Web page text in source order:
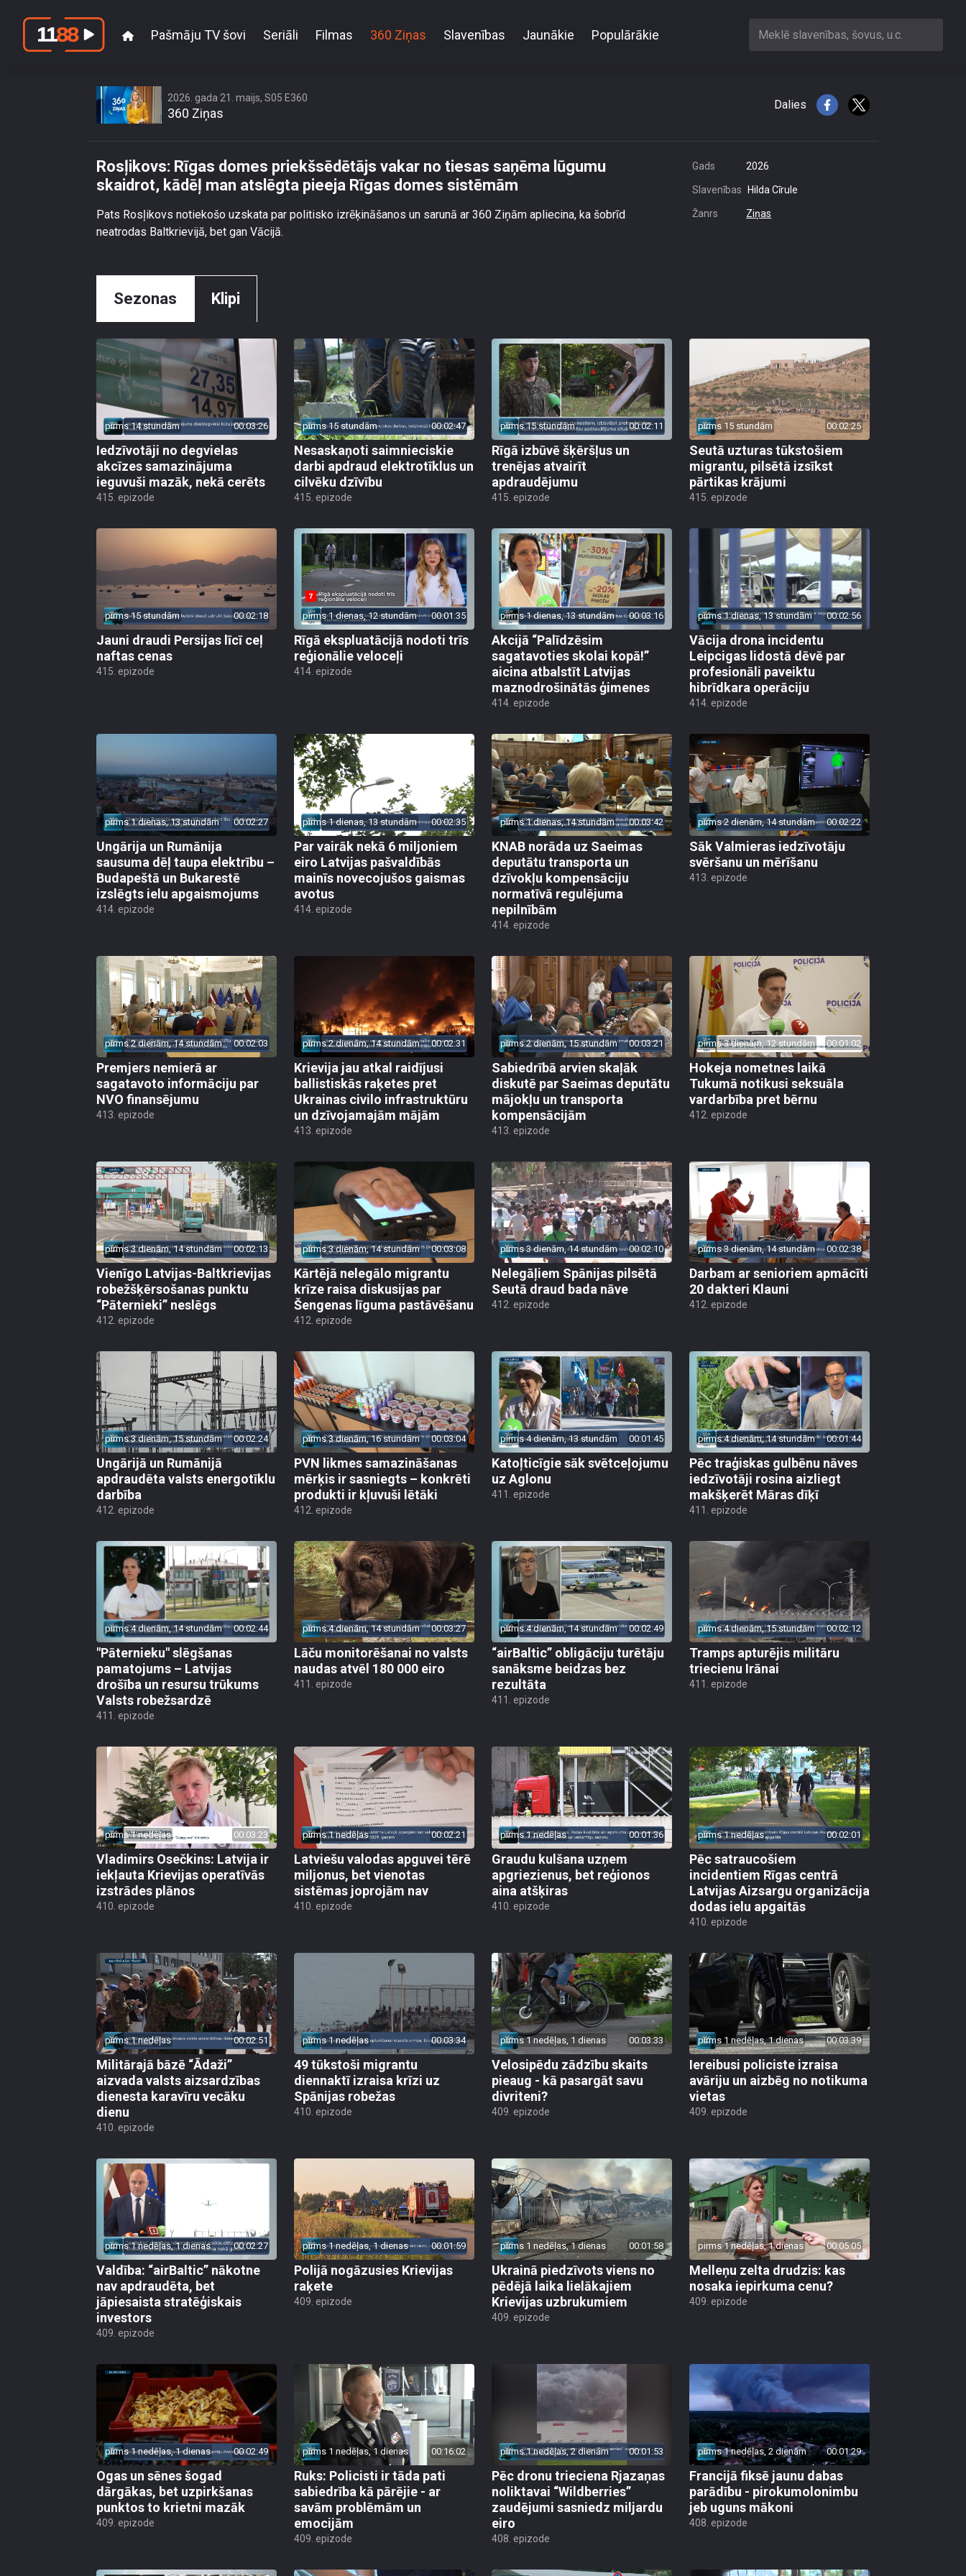
Pašmāju TV šovi Seriāli Filmas 360 Ziņas Slavenības Jaunākie Populārākie Meklē slavenības, šovus, u.c.
2026. gada 21. maijs, S05 E360
360 Ziņas
Dalies
Rosļikovs: Rīgas domes priekšsēdētājs vakar no tiesas saņēma lūgumu
skaidrot, kādēļ man atslēgta pieeja Rīgas domes sistēmām
Pats Rosļikovs notiekošo uzskata par politisko izrēķināšanos un sarunā ar 360 Ziņām apliecina, ka šobrīd
neatrodas Baltkrievijā, bet gan Vācijā.
Gads 2026
Slavenības Hilda Cīrule
Žanrs Ziņas
Sezonas Klipi
pirms 14 stundām 00:03:26
Iedzīvotāji no degvielas
akcīzes samazinājuma
ieguvuši mazāk, nekā cerēts
415. epizode
pirms 15 stundām 00:02:47
Nesaskaņoti saimnieciskie
darbi apdraud elektrotīklus un
cilvēku dzīvību
415. epizode
pirms 15 stundām 00:02:11
Rīgā izbūvē šķēršļus un
trenējas atvairīt
apdraudējumu
415. epizode
pirms 15 stundām 00:02:25
Seutā uzturas tūkstošiem
migrantu, pilsētā izsīkst
pārtikas krājumi
415. epizode
pirms 15 stundām 00:02:18
Jauni draudi Persijas līcī ceļ
naftas cenas
415. epizode
pirms 1 dienas, 12 stundām 00:01:35
Rīgā ekspluatācijā nodoti trīs
reģionālie veloceļi
414. epizode
pirms 1 dienas, 13 stundām 00:03:16
Akcijā “Palīdzēsim
sagatavoties skolai kopā!”
aicina atbalstīt Latvijas
maznodrošinātās ģimenes
414. epizode
pirms 1 dienas, 13 stundām 00:02:56
Vācija drona incidentu
Leipcigas lidostā dēvē par
profesionāli paveiktu
hibrīdkara operāciju
414. epizode
pirms 1 dienas, 13 stundām 00:02:27
Ungārija un Rumānija
sausuma dēļ taupa elektrību –
Budapeštā un Bukarestē
izslēgts ielu apgaismojums
414. epizode
pirms 1 dienas, 13 stundām 00:02:35
Par vairāk nekā 6 miljoniem
eiro Latvijas pašvaldībās
mainīs novecojušos gaismas
avotus
414. epizode
pirms 1 dienas, 14 stundām 00:03:42
KNAB norāda uz Saeimas
deputātu transporta un
dzīvokļu kompensāciju
normatīvā regulējuma
nepilnībām
414. epizode
pirms 2 dienām, 14 stundām 00:02:22
Sāk Valmieras iedzīvotāju
svēršanu un mērīšanu
413. epizode
pirms 2 dienām, 14 stundām 00:02:03
Premjers nemierā ar
sagatavoto informāciju par
NVO finansējumu
413. epizode
pirms 2 dienām, 14 stundām 00:02:31
Krievija jau atkal raidījusi
ballistiskās raķetes pret
Ukrainas civilo infrastruktūru
un dzīvojamajām mājām
413. epizode
pirms 2 dienām, 15 stundām 00:03:21
Sabiedrībā arvien skaļāk
diskutē par Saeimas deputātu
mājokļu un transporta
kompensācijām
413. epizode
pirms 3 dienām, 12 stundām 00:01:02
Hokeja nometnes laikā
Tukumā notikusi seksuāla
vardarbība pret bērnu
412. epizode
pirms 3 dienām, 14 stundām 00:02:13
Vienīgo Latvijas-Baltkrievijas
robežšķērsošanas punktu
“Pāternieki” neslēgs
412. epizode
pirms 3 dienām, 14 stundām 00:03:08
Kārtējā nelegālo migrantu
krīze raisa diskusijas par
Šengenas līguma pastāvēšanu
412. epizode
pirms 3 dienām, 14 stundām 00:02:10
Nelegāļiem Spānijas pilsētā
Seutā draud bada nāve
412. epizode
pirms 3 dienām, 14 stundām 00:02:38
Darbam ar senioriem apmācīti
20 dakteri Klauni
412. epizode
pirms 3 dienām, 15 stundām 00:02:24
Ungārijā un Rumānijā
apdraudēta valsts energotīklu
darbība
412. epizode
pirms 3 dienām, 16 stundām 00:03:04
PVN likmes samazināšanas
mērķis ir sasniegts – konkrēti
produkti ir kļuvuši lētāki
412. epizode
pirms 4 dienām, 13 stundām 00:01:45
Katoļticīgie sāk svētceļojumu
uz Aglonu
411. epizode
pirms 4 dienām, 14 stundām 00:01:44
Pēc traģiskas gulbēnu nāves
iedzīvotāji rosina aizliegt
makšķerēt Māras dīķī
411. epizode
pirms 4 dienām, 14 stundām 00:02:44
"Pāternieku" slēgšanas
pamatojums – Latvijas
drošība un resursu trūkums
Valsts robežsardzē
411. epizode
pirms 4 dienām, 14 stundām 00:03:27
Lāču monitorēšanai no valsts
naudas atvēl 180 000 eiro
411. epizode
pirms 4 dienām, 14 stundām 00:02:49
“airBaltic” obligāciju turētāju
sanāksme beidzas bez
rezultāta
411. epizode
pirms 4 dienām, 15 stundām 00:02:12
Tramps apturējis militāru
triecienu Irānai
411. epizode
pirms 1 nedēļas 00:03:23
Vladimirs Osečkins: Latvija ir
iekļauta Krievijas operatīvās
izstrādes plānos
410. epizode
pirms 1 nedēļas 00:02:21
Latviešu valodas apguvei tērē
miljonus, bet vienotas
sistēmas joprojām nav
410. epizode
pirms 1 nedēļas 00:01:36
Graudu kulšana uzņem
apgriezienus, bet reģionos
aina atšķiras
410. epizode
pirms 1 nedēļas 00:02:01
Pēc satraucošiem
incidentiem Rīgas centrā
Latvijas Aizsargu organizācija
dodas ielu apgaitās
410. epizode
pirms 1 nedēļas 00:02:51
Militārajā bāzē “Ādaži”
aizvada valsts aizsardzības
dienesta karavīru vecāku
dienu
410. epizode
pirms 1 nedēļas 00:03:34
49 tūkstoši migrantu
diennaktī izraisa krīzi uz
Spānijas robežas
410. epizode
pirms 1 nedēļas, 1 dienas 00:03:33
Velosipēdu zādzību skaits
pieaug - kā pasargāt savu
divriteni?
409. epizode
pirms 1 nedēļas, 1 dienas 00:03:39
Iereibusi policiste izraisa
avāriju un aizbēg no notikuma
vietas
409. epizode
pirms 1 nedēļas, 1 dienas 00:02:27
Valdība: “airBaltic” nākotne
nav apdraudēta, bet
jāpiesaista stratēģiskais
investors
409. epizode
pirms 1 nedēļas, 1 dienas 00:01:59
Polijā nogāzusies Krievijas
raķete
409. epizode
pirms 1 nedēļas, 1 dienas 00:01:58
Ukrainā piedzīvots viens no
pēdējā laika lielākajiem
Krievijas uzbrukumiem
409. epizode
pirms 1 nedēļas, 1 dienas 00:05:05
Melleņu zelta drudzis: kas
nosaka iepirkuma cenu?
409. epizode
pirms 1 nedēļas, 1 dienas 00:02:49
Ogas un sēnes šogad
dārgākas, bet uzpirkšanas
punktos to krietni mazāk
409. epizode
pirms 1 nedēļas, 1 dienas 00:16:02
Ruks: Policisti ir tāda pati
sabiedrība kā pārējie - ar
savām problēmām un
emocijām
409. epizode
pirms 1 nedēļas, 2 dienām 00:01:53
Pēc dronu trieciena Rjazaņas
noliktavai “Wildberries”
zaudējumi sasniedz miljardu
eiro
408. epizode
pirms 1 nedēļas, 2 dienām 00:01:29
Francijā fiksē jaunu dabas
parādību - pirokumolonimbu
jeb uguns mākoni
408. epizode